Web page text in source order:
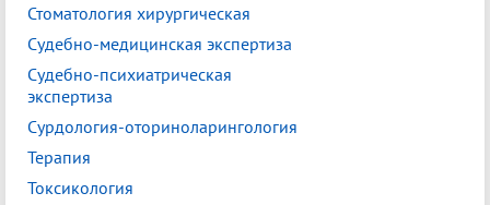
Стоматология хирургическая
Судебно-медицинская экспертиза
Судебно-психиатрическая
экспертиза
Сурдология-оториноларингология
Терапия
Токсикология